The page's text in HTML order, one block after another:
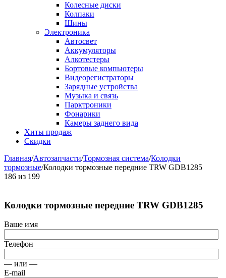
Колесные диски
Колпаки
Шины
Электроника
Автосвет
Аккумуляторы
Алкотестеры
Бортовые компьютеры
Видеорегистраторы
Зарядные устройства
Музыка и связь
Парктроники
Фонарики
Камеры заднего вида
Хиты продаж
Скидки
Главная/Автозапчасти/Тормозная система/Колодки
тормозные/Колодки тормозные передние TRW GDB1285
186 из 199
Колодки тормозные передние TRW GDB1285
Ваше имя
Телефон
— или —
E-mail